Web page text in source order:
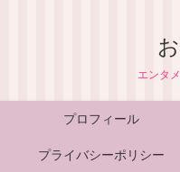
エンタ
プロフィール
プライバシーポリシー